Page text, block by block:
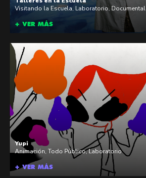
Visitando la Escuela, Laboratorio, Documental
+ VER MÁS
Yupi
Animación, Todo Público,Laboratorio
+ VER MÁS